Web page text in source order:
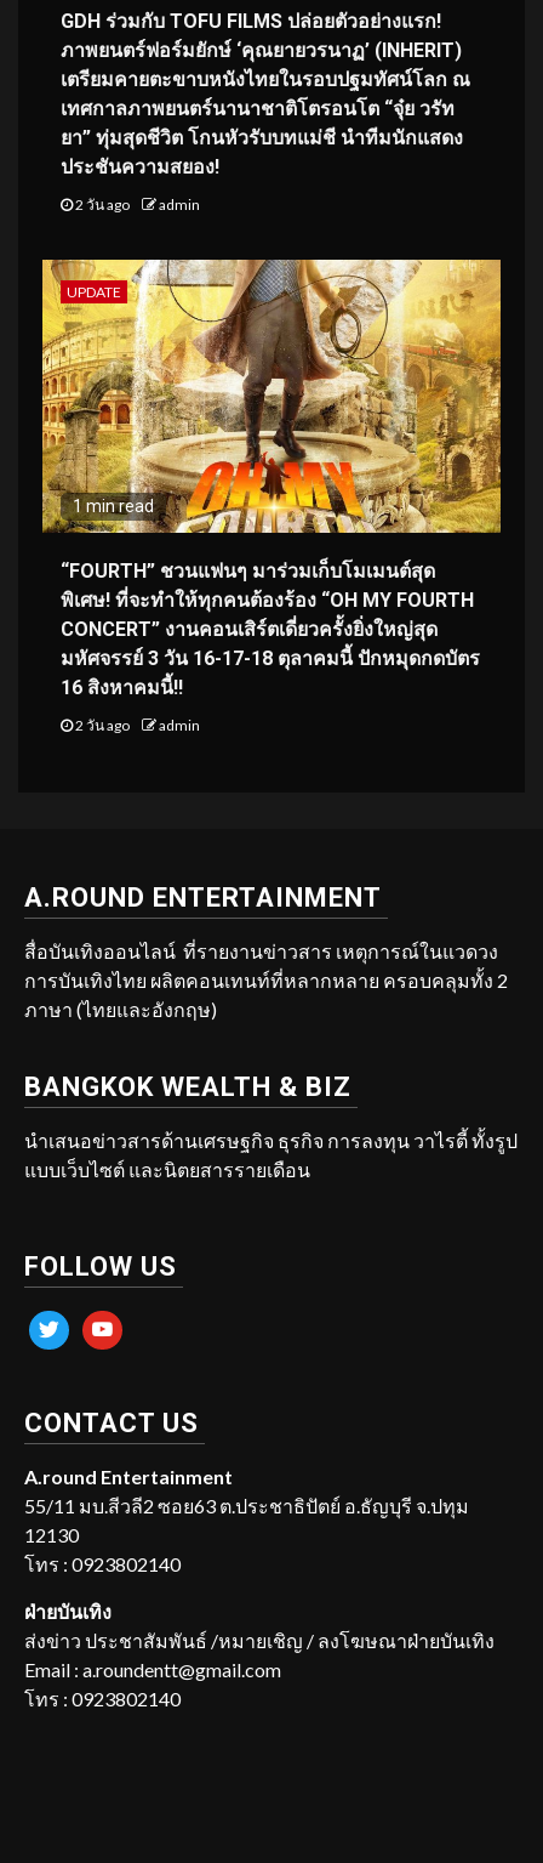
GDH ร่วมกับ TOFU FILMS ปล่อยตัวอย่างแรก!
ภาพยนตร์ฟอร์มยักษ์ ‘คุณยายวรนาฏ’ (INHERIT)
เตรียมคายตะขาบหนังไทยในรอบปฐมทัศน์โลก ณ
เทศกาลภาพยนตร์นานาชาติโตรอนโต “จุ๋ย วรัท
ยา” ทุ่มสุดชีวิต โกนหัวรับบทแม่ชี นำทีมนักแสดง
ประชันความสยอง!
2 วัน ago admin
UPDATE
1 min read
“FOURTH” ชวนแฟนๆ มาร่วมเก็บโมเมนต์สุด
พิเศษ! ที่จะทำให้ทุกคนต้องร้อง “OH MY FOURTH
CONCERT” งานคอนเสิร์ตเดี่ยวครั้งยิ่งใหญ่สุด
มหัศจรรย์ 3 วัน 16-17-18 ตุลาคมนี้ ปักหมุดกดบัตร
16 สิงหาคมนี้!!
2 วัน ago admin
A.ROUND ENTERTAINMENT
สื่อบันเทิงออนไลน์ ที่รายงานข่าวสาร เหตุการณ์ในแวดวง
การบันเทิงไทย ผลิตคอนเทนท์ที่หลากหลาย ครอบคลุมทั้ง 2
ภาษา (ไทยและอังกฤษ)
BANGKOK WEALTH & BIZ
นำเสนอข่าวสารด้านเศรษฐกิจ ธุรกิจ การลงทุน วาไรตี้ ทั้งรูป
แบบเว็บไซต์ และนิตยสารรายเดือน
FOLLOW US
twitter youtube
CONTACT US
A.round Entertainment
55/11 มบ.สีวลี2 ซอย63 ต.ประชาธิปัตย์ อ.ธัญบุรี จ.ปทุม
12130
โทร : 0923802140
ฝ่ายบันเทิง
ส่งข่าว ประชาสัมพันธ์ /หมายเชิญ / ลงโฆษณาฝ่ายบันเทิง
Email : a.roundentt@gmail.com
โทร : 0923802140